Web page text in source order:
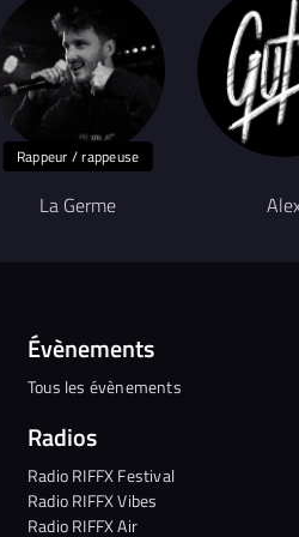
Rappeur / rappeuse
La Germe
Évènements
Tous les évènements
Radios
Radio RIFFX Festival
Radio RIFFX Vibes
Radio RIFFX Air